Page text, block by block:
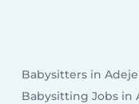
Babysitters in Adeje
Babysitting Jobs in